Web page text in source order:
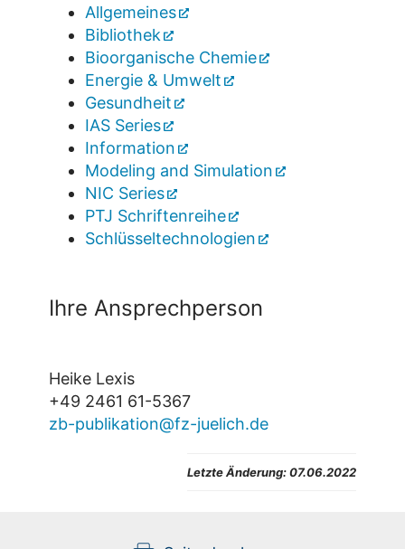
Allgemeines
Bibliothek
Bioorganische Chemie
Energie & Umwelt
Gesundheit
IAS Series
Information
Modeling and Simulation
NIC Series
PTJ Schriftenreihe
Schlüsseltechnologien
Ihre Ansprechperson
Heike Lexis
+49 2461 61-5367
zb-publikation@fz-juelich.de
Letzte Änderung: 07.06.2022